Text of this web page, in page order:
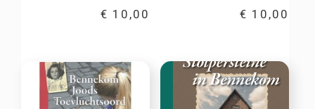
€ 10,00 € 10,00